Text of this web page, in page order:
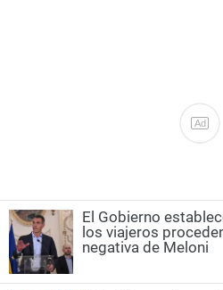
Ad
El Gobierno
los viajeros
negativa de Meloni